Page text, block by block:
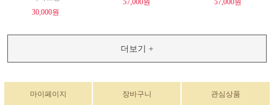
30,000원
더보기 +
마이페이지 장바구니 관심상품